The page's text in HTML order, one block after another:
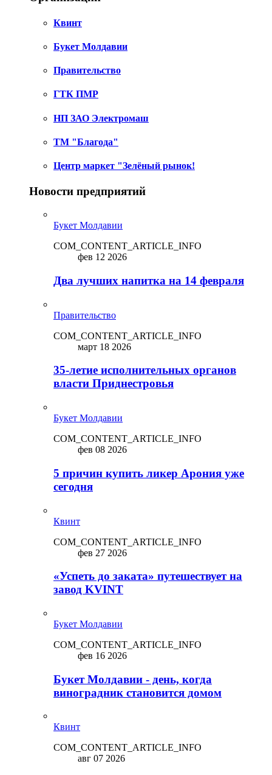
Квинт
Букет Молдавии
Правительство
ГТК ПМР
НП ЗАО Электромаш
ТМ "Благода"
Центр маркет "Зелёный рынок!
Новости предприятий
Букет Молдавии
COM_CONTENT_ARTICLE_INFO
фев 12 2026
Два лучших напитка на 14 февраля
Правительство
COM_CONTENT_ARTICLE_INFO
март 18 2026
35-летие исполнительных органов
власти Приднестровья
Букет Молдавии
COM_CONTENT_ARTICLE_INFO
фев 08 2026
5 причин купить ликep Арония уже
сегодня
Квинт
COM_CONTENT_ARTICLE_INFO
фев 27 2026
«Успеть до заката» путешествует на
завод KVINT
Букет Молдавии
COM_CONTENT_ARTICLE_INFO
фев 16 2026
Букет Молдавии - день, когда
виноградник становится домом
Квинт
COM_CONTENT_ARTICLE_INFO
авг 07 2026